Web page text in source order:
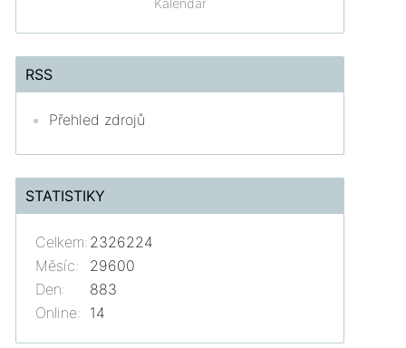
RSS
Přehled zdrojů
STATISTIKY
Online: 14
Celkem: 2326224
Měsíc:
29600
Den:
883